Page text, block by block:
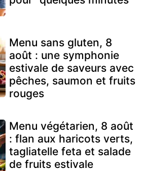
Menu sans gluten, 8
août : une symphonie
estivale de saveurs avec
pêches, saumon et fruits
rouges
Menu végétarien, 8 août
: flan aux haricots verts,
tagliatelle feta et salade
de fruits estivale